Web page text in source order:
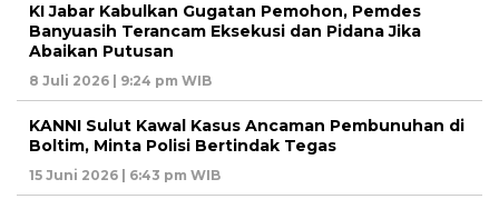
KI Jabar Kabulkan Gugatan Pemohon, Pemdes
Banyuasih Terancam Eksekusi dan Pidana Jika
Abaikan Putusan
8 Juli 2026 | 9:24 pm WIB
KANNI Sulut Kawal Kasus Ancaman Pembunuhan di
Boltim, Minta Polisi Bertindak Tegas
15 Juni 2026 | 6:43 pm WIB